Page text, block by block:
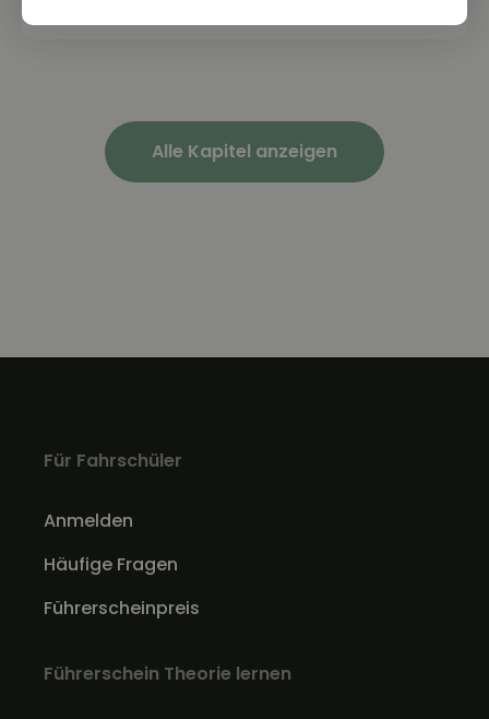
Alle Kapitel anzeigen
Für Fahrschüler
Anmelden
Häufige Fragen
Führerscheinpreis
Führerschein Theorie lernen